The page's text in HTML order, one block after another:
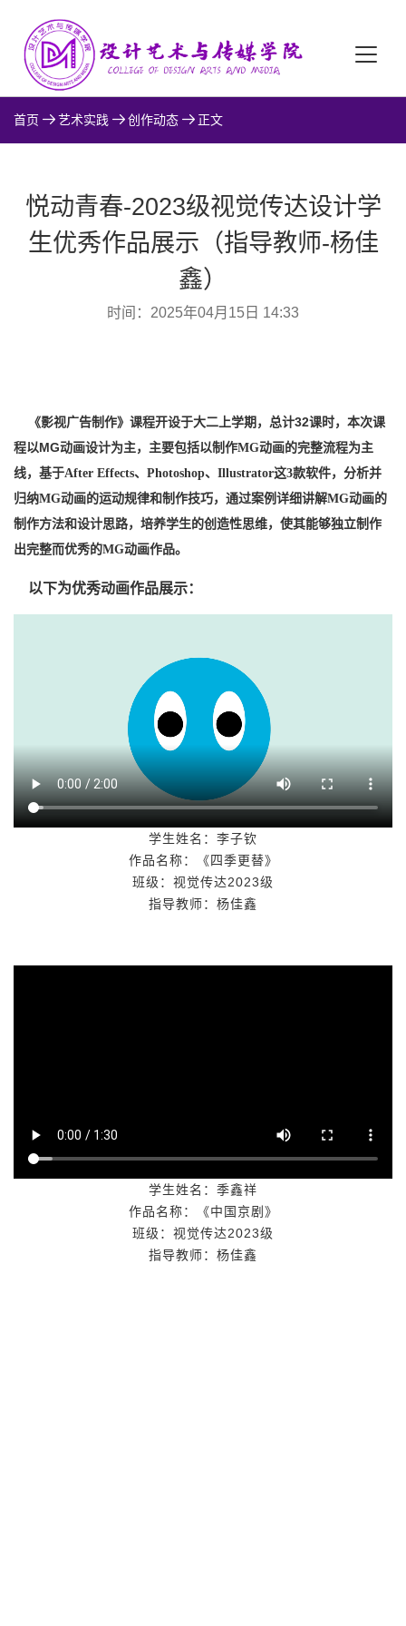
首页 艺术实践 创作动态 正文
悦动青春-2023级视觉传达设计学
生优秀作品展示（指导教师-杨佳
鑫）
时间：2025年04月15日 14:33
《影视广告制作》 课程开设于大二上学期 ， 总计32课时， 本次课
程以MG动画设计为主， 主要包括以制作MG动画的完整流程为主
线，基于After Effects、Photoshop、Illustrator这3款软件，分析并
归纳MG动画的运动规律和制作技巧，通过案例详细讲解MG动画的
制作方法和设计思路，培养学生的创造性思维，使其能够独立制作
出完整而优秀的MG动画作品。
以下为优秀动画作品展示：
学生姓名： 李子钦
作品名称：《四季更替》
班级： 视觉传达2023级
指导教师： 杨佳鑫
学生姓名： 季鑫祥
作品名称：《中国京剧 》
班级： 视觉传达2023级
指导教师： 杨佳鑫